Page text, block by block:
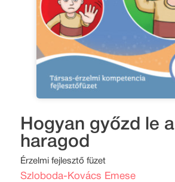
Hogyan győzd le a
haragod
Érzelmi fejlesztő füzet
Szloboda-Kovács Emese